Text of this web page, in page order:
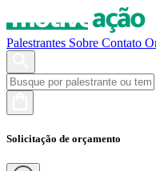
Palestrantes Sobre Contato
Solicitação de orçamento